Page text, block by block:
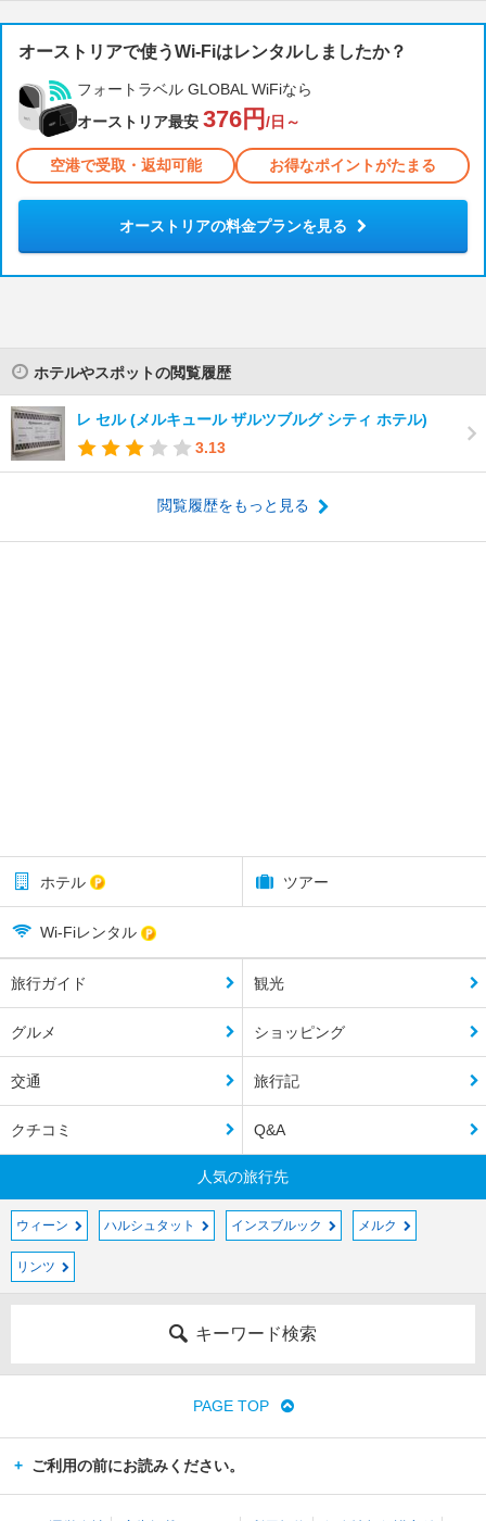
オーストリアで使うWi-Fiはレンタルしましたか？
フォートラベル GLOBAL WiFiなら
オーストリア最安 376円 /日～
空港で受取・返却可能 お得なポイントがたまる
オーストリアの料金プランを見る
ホテルやスポットの閲覧履歴
レ セル (メルキュール ザルツブルグ シティ ホテル)
3.13
閲覧履歴をもっと見る
ホテル ツアー
Wi-Fiレンタル
旅行ガイド 観光
グルメ ショッピング
交通 旅行記
クチコミ Q&A
人気の旅行先
ウィーン ハルシュタット インスブルック メルク
リンツ
キーワード検索
PAGE TOP
ご利用の前にお読みください。